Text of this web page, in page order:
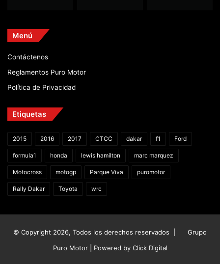
Menú
Contáctenos
Reglamentos Puro Motor
Política de Privacidad
Etiquetas
2015 2016 2017 CTCC dakar f1 Ford
formula1 honda lewis hamilton marc marquez
Motocross motogp Parque Viva puromotor
Rally Dakar Toyota wrc
© Copyright 2026, Todos los derechos reservados |
Grupo
Puro Motor | Powered by Click Digital